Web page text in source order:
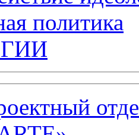
политика